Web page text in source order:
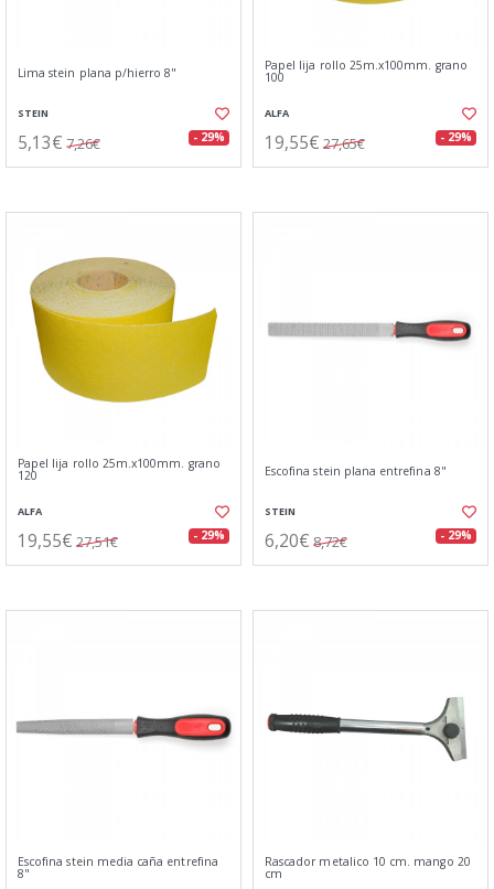
Lima stein plana p/hierro 8"
STEIN
5,13€ 7,26€ - 29%
Papel lija rollo 25m.x100mm. grano
100
ALFA
19,55€ 27,65€ - 29%
Papel lija rollo 25m.x100mm. grano
120
ALFA
19,55€ 27,51€ - 29%
Escofina stein plana entrefina 8"
STEIN
6,20€ 8,72€ - 29%
Escofina stein media caña entrefina
8"
Rascador metalico 10 cm. mango 20
cm